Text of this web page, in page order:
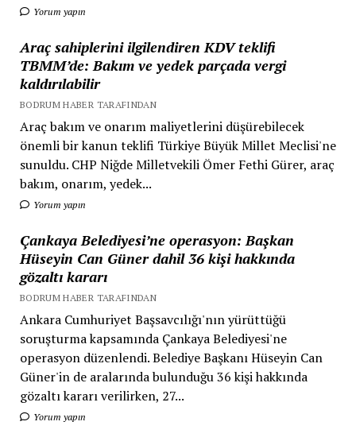
Yorum yapın
Araç sahiplerini ilgilendiren KDV teklifi
TBMM’de: Bakım ve yedek parçada vergi
kaldırılabilir
BODRUM HABER TARAFINDAN
Araç bakım ve onarım maliyetlerini düşürebilecek
önemli bir kanun teklifi Türkiye Büyük Millet Meclisi'ne
sunuldu. CHP Niğde Milletvekili Ömer Fethi Gürer, araç
bakım, onarım, yedek...
Yorum yapın
Çankaya Belediyesi’ne operasyon: Başkan
Hüseyin Can Güner dahil 36 kişi hakkında
gözaltı kararı
BODRUM HABER TARAFINDAN
Ankara Cumhuriyet Başsavcılığı'nın yürüttüğü
soruşturma kapsamında Çankaya Belediyesi'ne
operasyon düzenlendi. Belediye Başkanı Hüseyin Can
Güner'in de aralarında bulunduğu 36 kişi hakkında
gözaltı kararı verilirken, 27...
Yorum yapın